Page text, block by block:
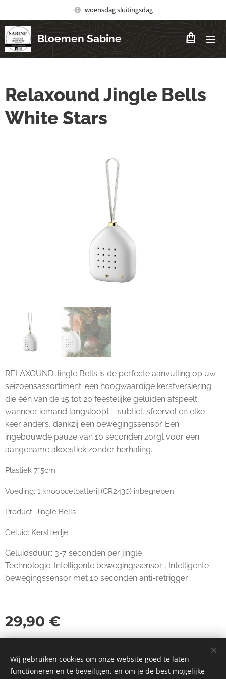
woensdag sluitingsdag
Bloemen Sabine
Relaxound Jingle Bells
White Stars
RELAXOUND Jingle Bells is de perfecte aanvulling op uw
seizoensassortiment: een hoogwaardige kerstversiering
die één van de 15 tot 20 feestelijke geluiden afspeelt
wanneer iemand langsloopt – subtiel, sfeervol en elke
keer anders, dankzij een bewegingssensor. Een
ingebouwde pauze van 10 seconden zorgt voor een
aangename akoestiek zonder herhaling.
Plastiek 7*5cm
Voeding: 1 knoopcelbatterij (CR2430) inbegrepen
Product: Jingle Bells
Geluid: Kerstliedje
Geluidsduur: 3-7 seconden per jingle
Technologie: Intelligente bewegingssensor , Intelligente
bewegingssensor met 10 seconden anti-retrigger
29,90 €
© 2023 Alle rechten voorbehouden
Wij gebruiken cookies om onze website goed te laten
functioneren en te beveiligen, en om je de best mogelijke